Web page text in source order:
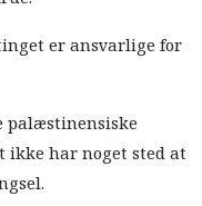
er ansvarlige for
palæstinensiske
har noget sted at